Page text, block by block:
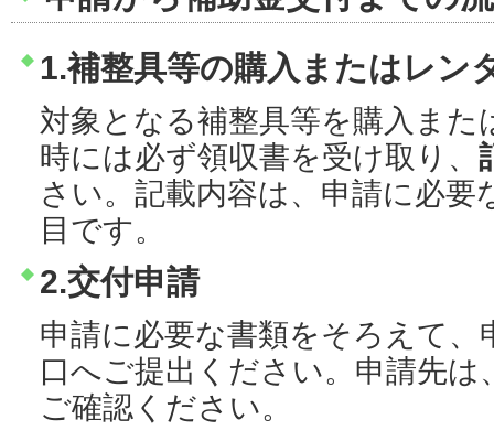
1.補整具等の購入またはレン
対象となる補整具等を購入ま
時には必ず領収書を受け取り、
さい。記載内容は、申請に必要
目です。
2.交付申請
申請に必要な書類をそろえて
口へご提出ください。申請先は
ご確認ください。